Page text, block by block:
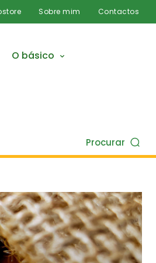
Sobre mim Contactos
O básico
Procurar